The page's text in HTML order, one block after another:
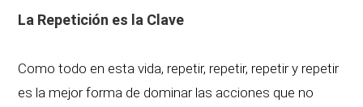
La Repetición es la Clave
Como todo en esta vida, repetir, repetir, repetir y repetir
es la mejor forma de dominar las acciones que no